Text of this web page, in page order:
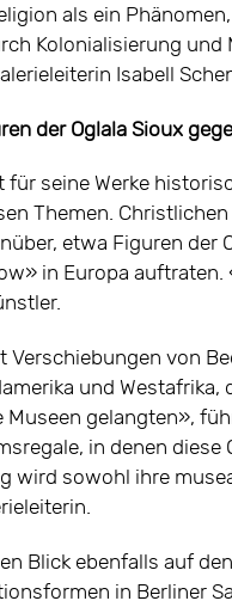
als ein
Kolonialisierung
Isabell
der Oglala Sioux
seine Werke
Themen.
etwa Figuren der
in Europa
Verschiebungen von
und
Museen gelangten»,
in denen
wird sowohl ihre
Blick ebenfalls auf
in Berliner